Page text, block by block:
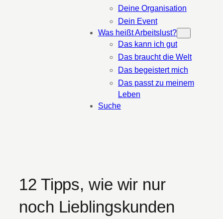
Deine Organisation
Dein Event
Was heißt Arbeitslust?
Das kann ich gut
Das braucht die Welt
Das begeistert mich
Das passt zu meinem
Leben
Suche
12 Tipps, wie wir nur
noch Lieblingskunden